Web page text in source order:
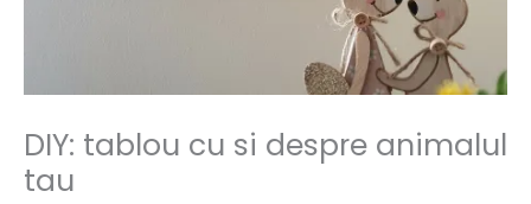
DIY: tablou cu si despre animalul
tau